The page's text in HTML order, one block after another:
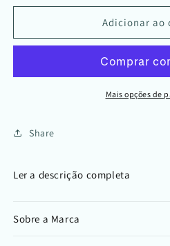
Protetor
Corporal
Protetor
Solar
Corporal
50
Adicionar ao
Mais opções de
Share
Ler a descrição completa
Sobre a Marca